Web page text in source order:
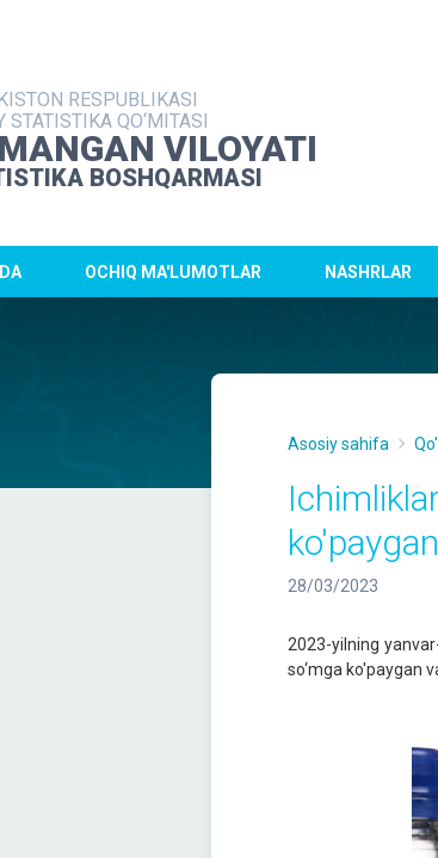
RESPUBLIKASI
STATISTIKA QO‘MITASI
VILOYATI
BOSHQARMASI
OCHIQ MA'LUMOTLAR NASHRLAR
Asosiy sahifa
ko'paygan
28/03/2023
2023-yilning
so‘mga ko'paygan